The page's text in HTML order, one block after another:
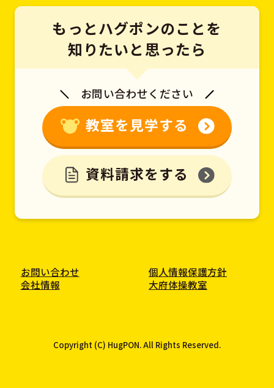
もっとハグポンのことを
知りたいと思ったら
お問い合わせください
教室を見学する
資料請求をする
お問い合わせ
個人情報保護方針
会社情報
大府体操教室
Copyright (C) HugPON. All Rights Reserved.